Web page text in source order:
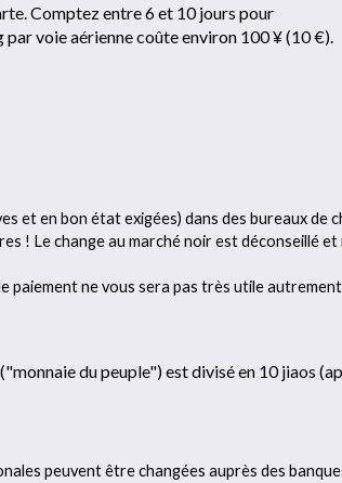
Comptez entre 6 et 10 jours pour
par voie aérienne coûte environ 100 ¥ (10 €).
et en bon état exigées) dans des bureaux de
! Le change au marché noir est déconseillé et
paiement ne vous sera pas très utile
du peuple") est divisé en 10 jiaos
peuvent être changées auprès des